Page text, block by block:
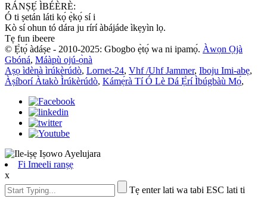
RÁNṢẸ́ ÌBÉÈRÈ:
Ó ti ṣetán láti kọ́ ẹ̀kọ́ sí i
Kò sí ohun tó dára ju rírí àbájáde ìkẹyìn lọ.
Tẹ fun ibeere
© Ẹ̀tọ́ àdáṣe - 2010-2025: Gbogbo ẹ̀tọ́ wa ni ipamọ́. Àwọn Ọjà
Gbóná, Máàpù ojú-ọ̀nà
Aṣọ ìdènà ìrúkèrúdò, Lornet-24, Vhf /Uhf Jammer, Iboju Imi-abẹ,
Àṣíborí Àtakò Ìrúkèrúdò, Kámẹ́rà Tí Ó Lè Dá Ẹ̀rí Ìbúgbàù Mọ́,
Fi Imeeli ranṣẹ
x
Tẹ enter lati wa tabi ESC lati ti